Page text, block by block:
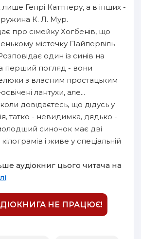
Генрі Каттнеру, а в інших -
К. Л. Мур.
про сімейку Хогбенів, що
містечку Пайпервіль
один із синів на
перший погляд - вони
з власним простацьким
лантухи, але...
довідаєтесь, що дідусь у
татко - невидимка, дядько -
синочок має дві
і живе у спеціальній
аудіокниг цього читача на
НЕ ПРАЦЮЄ!